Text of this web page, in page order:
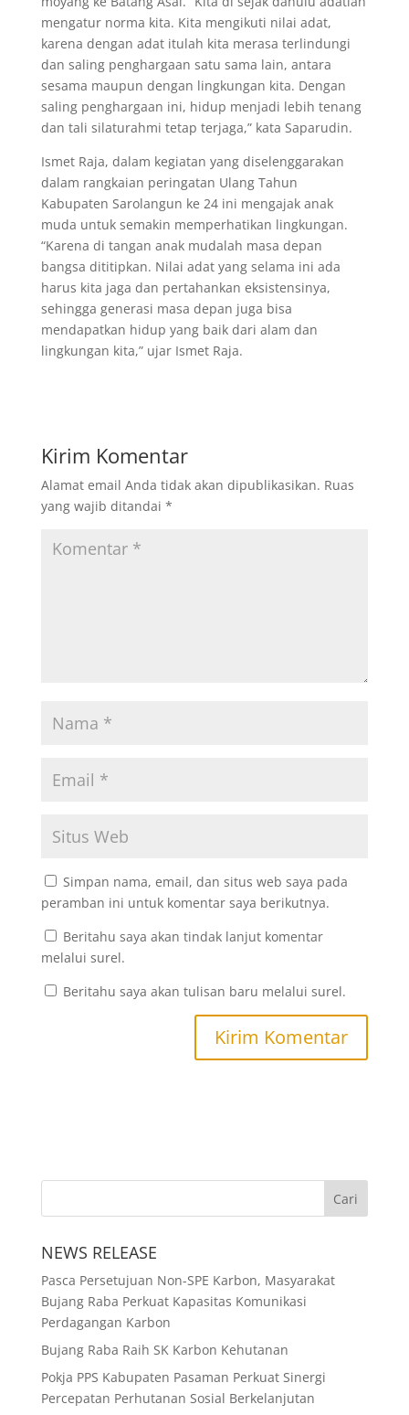
mengatur norma kita. Kita mengikuti nilai adat,
karena dengan adat itulah kita merasa terlindungi
dan saling penghargaan satu sama lain, antara
sesama maupun dengan lingkungan kita. Dengan
saling penghargaan ini, hidup menjadi lebih tenang
dan tali silaturahmi tetap terjaga,” kata Saparudin.
Ismet Raja, dalam kegiatan yang diselenggarakan
dalam rangkaian peringatan Ulang Tahun
Kabupaten Sarolangun ke 24 ini mengajak anak
muda untuk semakin memperhatikan lingkungan.
“Karena di tangan anak mudalah masa depan
bangsa dititipkan. Nilai adat yang selama ini ada
harus kita jaga dan pertahankan eksistensinya,
sehingga generasi masa depan juga bisa
mendapatkan hidup yang baik dari alam dan
lingkungan kita,” ujar Ismet Raja.
Kirim Komentar
Alamat email Anda tidak akan dipublikasikan. Ruas
yang wajib ditandai *
Simpan nama, email, dan situs web saya pada
peramban ini untuk komentar saya berikutnya.
Beritahu saya akan tindak lanjut komentar
melalui surel.
Beritahu saya akan tulisan baru melalui surel.
NEWS RELEASE
Pasca Persetujuan Non-SPE Karbon, Masyarakat
Bujang Raba Perkuat Kapasitas Komunikasi
Perdagangan Karbon
Bujang Raba Raih SK Karbon Kehutanan
Pokja PPS Kabupaten Pasaman Perkuat Sinergi
Percepatan Perhutanan Sosial Berkelanjutan